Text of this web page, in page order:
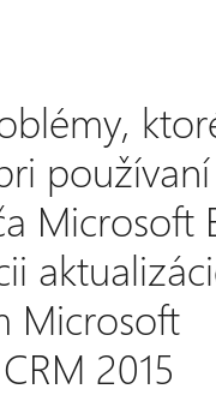
používaní
Microsoft
Microsoft
2015